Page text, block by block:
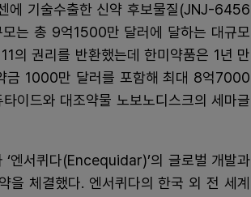
에 기술수출한 신약 후보물질(JNJ-6456
는 총 9억1500만 달러에 달하는 대규모
권리를 반환했는데 한미약품은 1년 만
금 1000만 달러를 포함해 최대 8억7000
이드와 대조약물 노보노디스크의 세마글
‘엔서퀴다(Encequidar)’의 글로벌 개발과
을 체결했다. 엔서퀴다의 한국 외 전 세계